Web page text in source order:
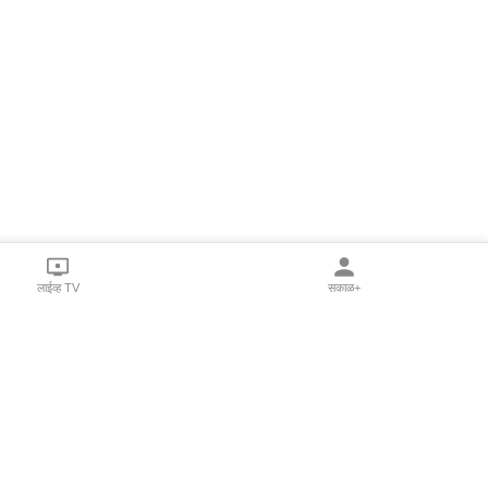
लाईव्ह TV सकाळ+